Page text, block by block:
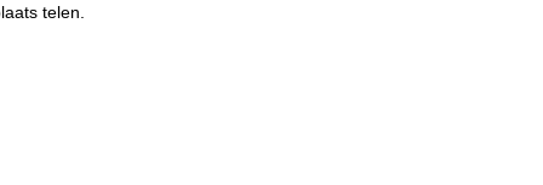
telen.